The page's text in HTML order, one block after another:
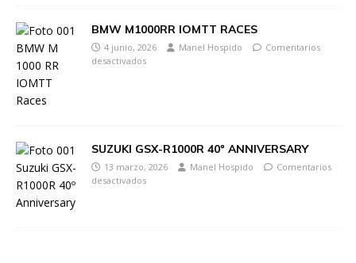
BMW M1000RR IOMTT RACES
4 junio, 2026 Manel Hospido
Comentarios
desactivados
SUZUKI GSX-R1000R 40º ANNIVERSARY
13 marzo, 2026 Manel Hospido
Comentarios
desactivados